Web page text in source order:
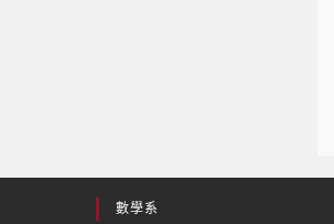
數學系